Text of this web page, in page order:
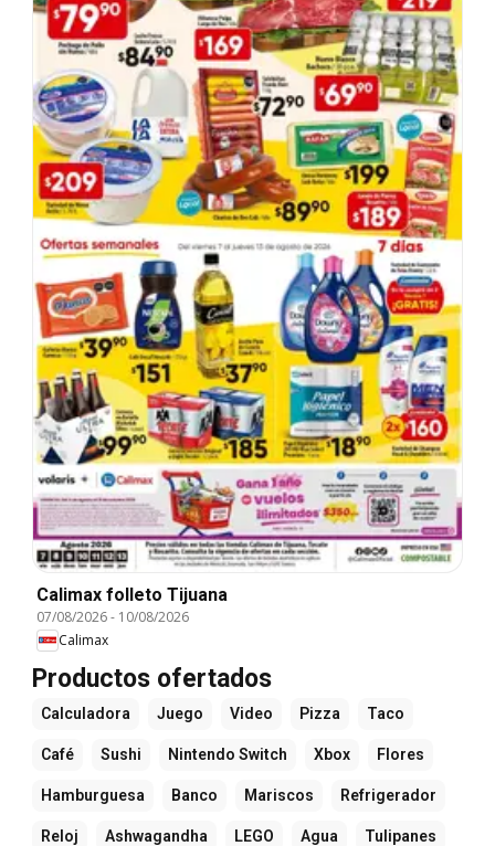
Calimax folleto Tijuana
07/08/2026- 10/08/2026
Calimax
Productos ofertados
Calculadora Juego Video Pizza Taco
Café Sushi Nintendo Switch Xbox Flores
Hamburguesa Banco Mariscos Refrigerador
Reloj Ashwagandha LEGO Agua Tulipanes